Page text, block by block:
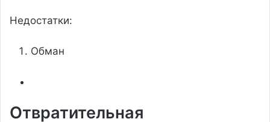
Недостатки:
Обман
Отвратительная